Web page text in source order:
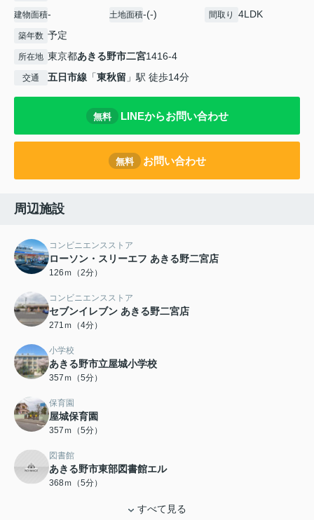
建物面積- 土地面積-(-) 間取り 4LDK
築年数 予定
所在地 東京都あきる野市二宮1416-4
交通 五日市線 「東秋留 」駅 徒歩14分
無料 LINEからお問い合わせ
無料 お問い合わせ
周辺施設
コンビニエンスストア
ローソン・スリーエフ あきる野二宮店
126ｍ（2分）
コンビニエンスストア
セブンイレブン あきる野二宮店
271ｍ（4分）
小学校
あきる野市立屋城小学校
357ｍ（5分）
保育園
屋城保育園
357ｍ（5分）
図書館
あきる野市東部図書館エル
368ｍ（5分）
すべて見る